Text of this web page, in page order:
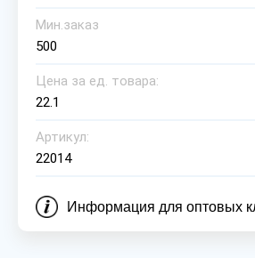
Мин.заказ
500
Цена за ед. товара:
22.1
Артикул:
22014
Информация для оптовых